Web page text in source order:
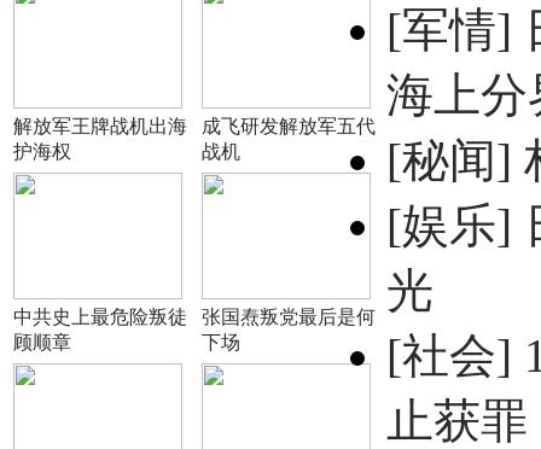
解放军王牌战机出海
护海权
成飞研发解放军五代
战机
中共史上最危险叛徒
顾顺章
张国焘叛党最后是何
下场
[军情]
海上分
[秘闻]
[娱乐]
光
[社会]
止获罪